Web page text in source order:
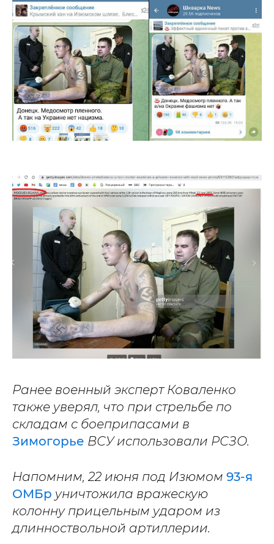
Ранее военный эксперт Коваленко
также уверял, что при стрельбе по
складам с боеприпасами в
Зимогорье ВСУ использовали РСЗО.
Напомним, 22 июня под Изюмом 93-я
ОМБр уничтожила вражескую
колонну прицельным ударом из
длинноствольной артиллерии.